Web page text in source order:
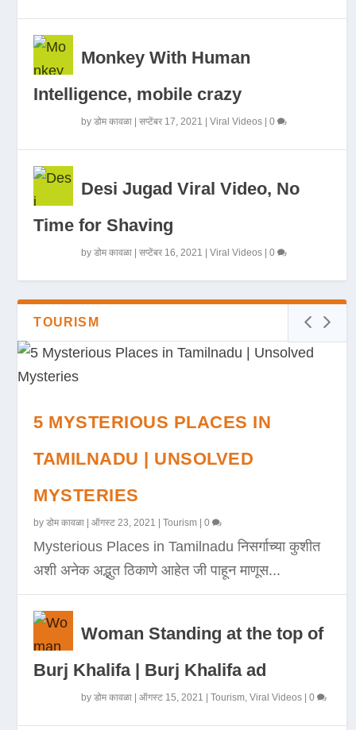
Monkey With Human
Intelligence, mobile crazy
byडोम कावळा |सप्टेंबर 17, 2021 |Viral Videos |0
Desi Jugad Viral Video, No
Time for Shaving
byडोम कावळा |सप्टेंबर 16, 2021 |Viral Videos |0
TOURISM
5 MYSTERIOUS PLACES IN
TAMILNADU | UNSOLVED
MYSTERIES
byडोम कावळा |ऑगस्ट 23, 2021 |Tourism |0
Mysterious Places in Tamilnadu निसर्गाच्या कुशीत
अशी अनेक अद्भुत ठिकाणे आहेत जी पाहून माणूस...
Woman Standing at the top of
Burj Khalifa | Burj Khalifa ad
byडोम कावळा |ऑगस्ट 15, 2021 |Tourism,Viral Videos |0